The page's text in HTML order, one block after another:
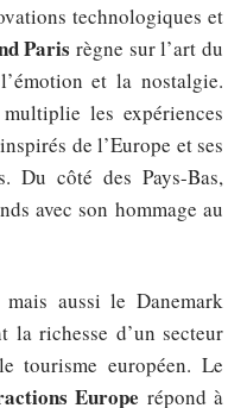
technologiques et
Paris règne sur l’art du
et la nostalgie.
les expériences
de l’Europe et ses
Du côté des Pays-Bas,
avec son hommage au
mais aussi le Danemark
la richesse d’un secteur
tourisme européen. Le
Europe répond à